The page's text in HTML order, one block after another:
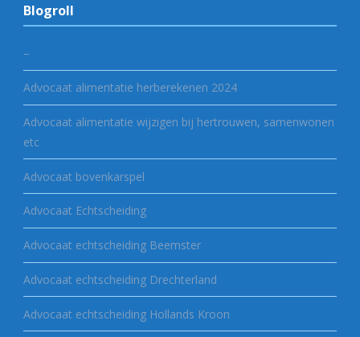
Blogroll
–
Advocaat alimentatie herberekenen 2024
Advocaat alimentatie wijzigen bij hertrouwen, samenwonen
etc
Advocaat bovenkarspel
Advocaat Echtscheiding
Advocaat echtscheiding Beemster
Advocaat echtscheiding Drechterland
Advocaat echtscheiding Hollands Kroon